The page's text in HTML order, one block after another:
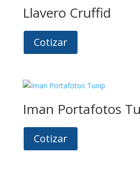
Llavero Cruffid
Cotizar
Iman Portafotos
Cotizar